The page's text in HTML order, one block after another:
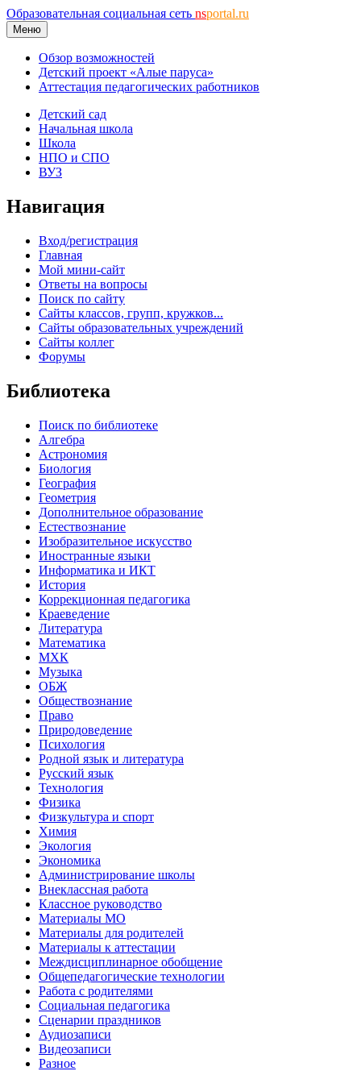
Образовательная социальная сеть nsportal.ru
Меню
Обзор возможностей
Детский проект «Алые паруса»
Аттестация педагогических работников
Детский сад
Начальная школа
Школа
НПО и СПО
ВУЗ
Навигация
Вход/регистрация
Главная
Мой мини-сайт
Ответы на вопросы
Поиск по сайту
Сайты классов, групп, кружков...
Сайты образовательных учреждений
Сайты коллег
Форумы
Библиотека
Поиск по библиотеке
Алгебра
Астрономия
Биология
География
Геометрия
Дополнительное образование
Естествознание
Изобразительное искусство
Иностранные языки
Информатика и ИКТ
История
Коррекционная педагогика
Краеведение
Литература
Математика
МХК
Музыка
ОБЖ
Обществознание
Право
Природоведение
Психология
Родной язык и литература
Русский язык
Технология
Физика
Физкультура и спорт
Химия
Экология
Экономика
Администрирование школы
Внеклассная работа
Классное руководство
Материалы МО
Материалы для родителей
Материалы к аттестации
Междисциплинарное обобщение
Общепедагогические технологии
Работа с родителями
Социальная педагогика
Сценарии праздников
Аудиозаписи
Видеозаписи
Разное